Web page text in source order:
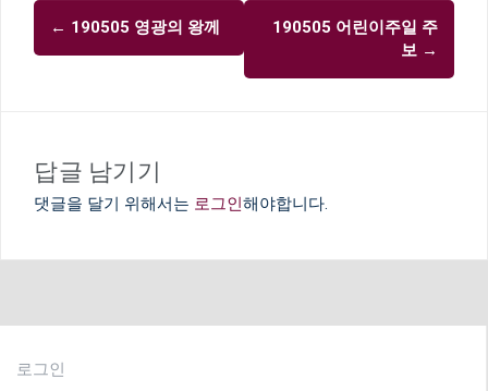
글
내
션
← 190505 영광의 왕께
190505 어린이주일 주
보 →
답글 남기기
댓글을 달기 위해서는 로그인해야합니다.
로그인